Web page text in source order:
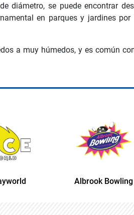
diámetro, se puede encontrar
en parques y jardines por
a muy húmedos, y es común
Albrook Bowling